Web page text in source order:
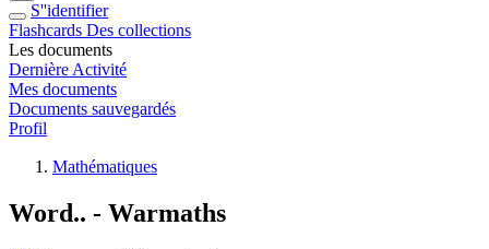
S''identifier
Flashcards Des collections
Les documents
Dernière Activité
Mes documents
Documents sauvegardés
Profil
Mathématiques
Word.. - Warmaths